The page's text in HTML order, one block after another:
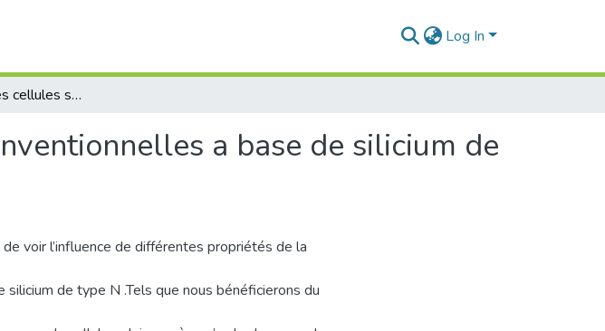
Log In
Optimisation des cellules solaires conventionnelles a base de silicium de type N
a base de silicium de
voir l’influence de différentes propriétés de la
de type N .Tels que nous bénéficierons du